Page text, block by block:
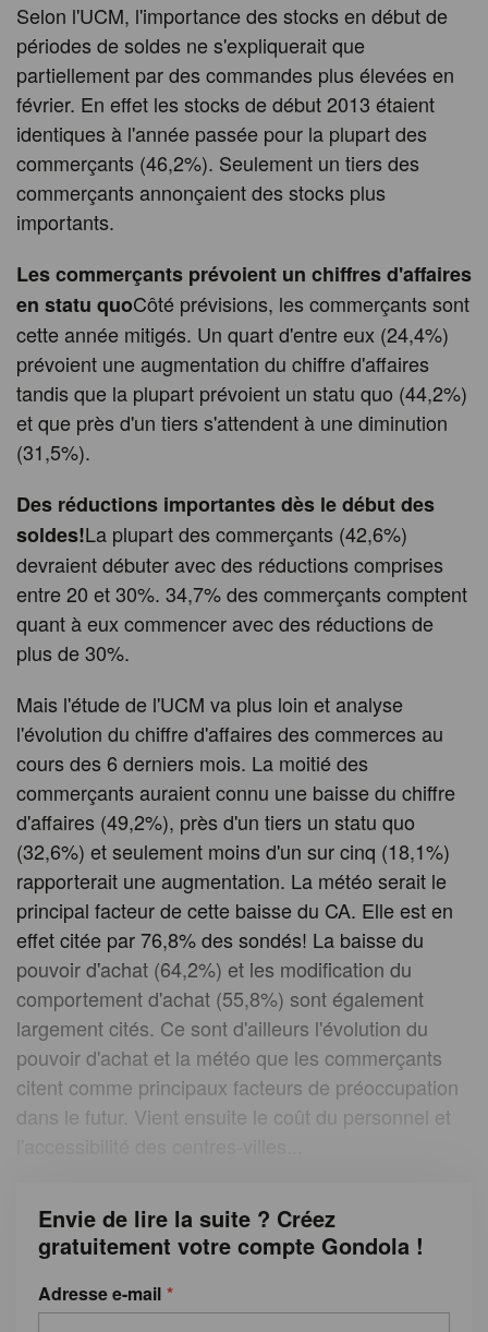
Selon l'UCM, l'importance des stocks en début de
périodes de soldes ne s'expliquerait que
partiellement par des commandes plus élevées en
février. En effet les stocks de début 2013 étaient
identiques à l'année passée pour la plupart des
commerçants (46,2%). Seulement un tiers des
commerçants annonçaient des stocks plus
importants.
Les commerçants prévoient un chiffres d'affaires
en statu quoCôté prévisions, les commerçants sont
cette année mitigés. Un quart d'entre eux (24,4%)
prévoient une augmentation du chiffre d'affaires
tandis que la plupart prévoient un statu quo (44,2%)
et que près d'un tiers s'attendent à une diminution
(31,5%).
Des réductions importantes dès le début des
soldes!La plupart des commerçants (42,6%)
devraient débuter avec des réductions comprises
entre 20 et 30%. 34,7% des commerçants comptent
quant à eux commencer avec des réductions de
plus de 30%.
Mais l'étude de l'UCM va plus loin et analyse
l'évolution du chiffre d'affaires des commerces au
cours des 6 derniers mois. La moitié des
commerçants auraient connu une baisse du chiffre
d'affaires (49,2%), près d'un tiers un statu quo
(32,6%) et seulement moins d'un sur cinq (18,1%)
rapporterait une augmentation. La météo serait le
principal facteur de cette baisse du CA. Elle est en
effet citée par 76,8% des sondés! La baisse du
pouvoir d'achat (64,2%) et les modification du
comportement d'achat (55,8%) sont également
largement cités. Ce sont d'ailleurs l'évolution du
pouvoir d'achat et la météo que les commerçants
citent comme principaux facteurs de préoccupation
dans le futur. Vient ensuite le coût du personnel et
Envie de lire la suite ? Créez
gratuitement votre compte Gondola !
Adresse e-mail